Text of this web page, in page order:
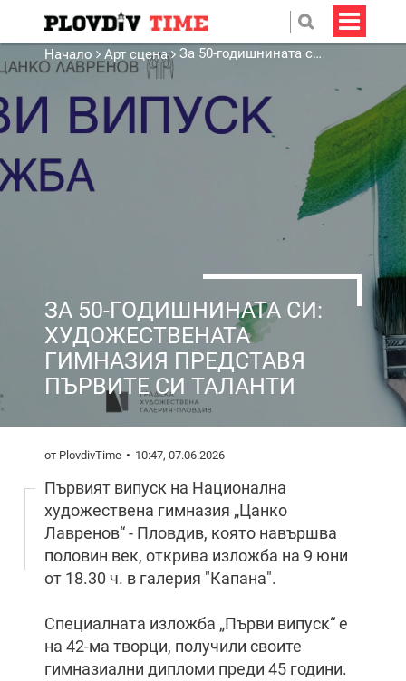
Начало Арт сцена За 50-годишнината си: Художествената гимназия представя първите си таланти
ЗА 50-ГОДИШНИНАТА СИ:
ХУДОЖЕСТВЕНАТА
ГИМНАЗИЯ ПРЕДСТАВЯ
ПЪРВИТЕ СИ ТАЛАНТИ
от PlovdivTime 10:47, 07.06.2026
Първият випуск на Национална
художествена гимназия „Цанко
Лавренов“ - Пловдив, която навършва
половин век, открива изложба на 9 юни
от 18.30 ч. в галерия "Капана".
Специалната изложба „Първи випуск“ е
на 42-ма творци, получили своите
гимназиални дипломи преди 45 години.